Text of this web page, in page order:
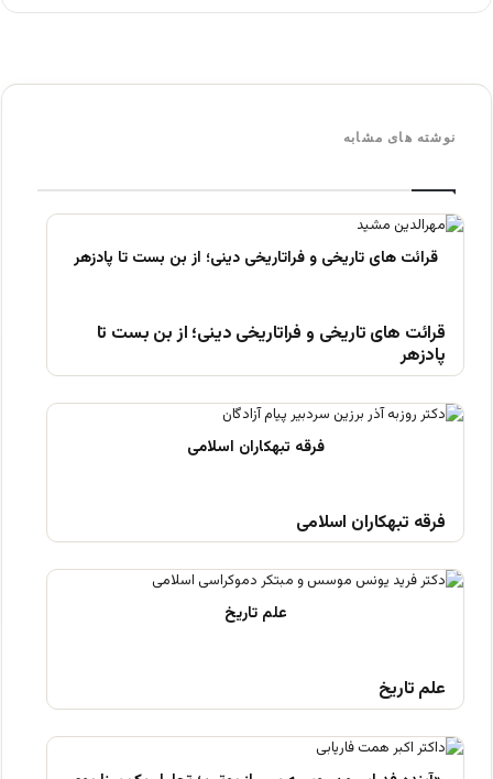
نوشته های مشابه
قرائت های تاریخی و فراتاریخی دینی؛ از بن بست تا
پادزهر
فرقه تبهکاران اسلامی
علم تاریخ